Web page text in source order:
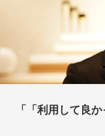
「「利用して良